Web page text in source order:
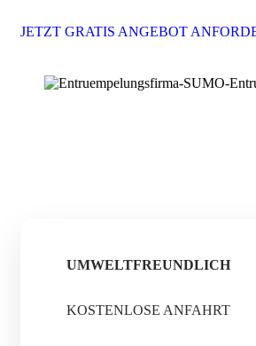
JETZT GRATIS ANGEBOT
UMWELTFREUNDLICH
KOSTENLOSE ANFAHRT